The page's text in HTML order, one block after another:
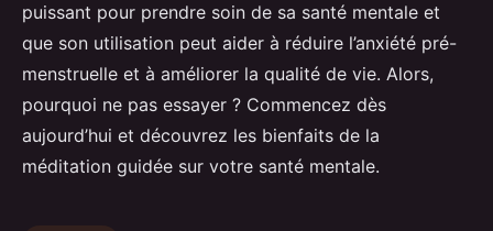
puissant pour prendre soin de sa santé mentale et
que son utilisation peut aider à réduire l’anxiété pré-
menstruelle et à améliorer la qualité de vie. Alors,
pourquoi ne pas essayer ? Commencez dès
aujourd’hui et découvrez les bienfaits de la
méditation guidée sur votre santé mentale.